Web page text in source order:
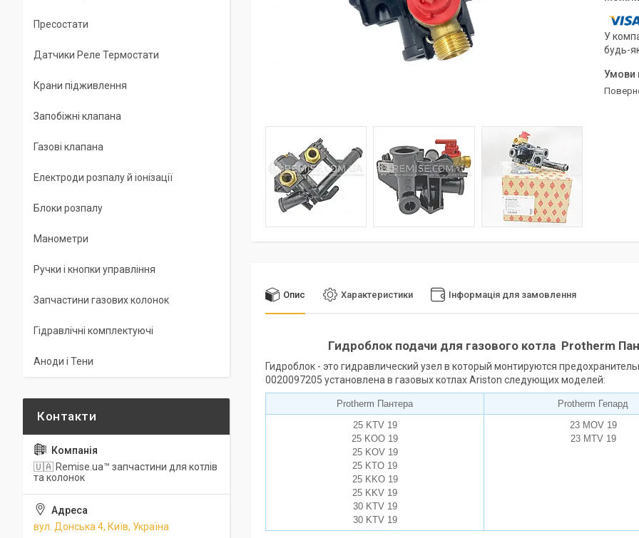
У
будь-
Опис Характеристики Інформація для замовлення
Гидроблок подачи для газового котла Protherm
Гидроблок - это гидравлический узел в который монтируются
0020097205 установлена в газовых котлах Ariston следующих моделей:
Protherm Пантера Protherm Гепард
25 KTV 19
25 KOO 19
25 KOV 19
25 KTO 19
25 KKO 19
25 KKV 19
30 KTV 19
30 KTV 19
23 MOV 19
23 MTV 19
Пресостати
Датчики Реле Термостати
Крани підживлення
Запобіжні клапана
Газові клапана
Електроди розпалу й іонізації
Блоки розпалу
Манометри
Ручки і кнопки управління
Запчастини газових колонок
Гідравлічні комплектуючі
Аноди і Тени
🇺🇦 Remise.ua™ запчастини для котлів
та колонок
вул. Донська 4, Київ, Україна